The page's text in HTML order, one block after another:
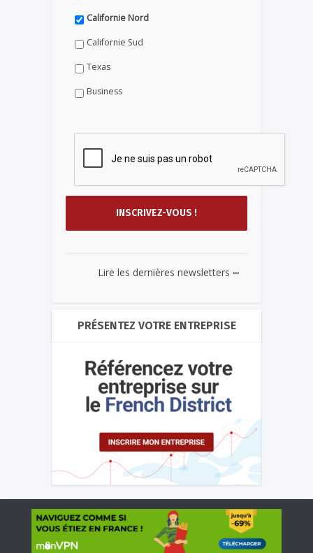
Californie Nord
Californie Sud
Texas
Business
Lire les dernières newsletters ...
PRÉSENTEZ VOTRE ENTREPRISE